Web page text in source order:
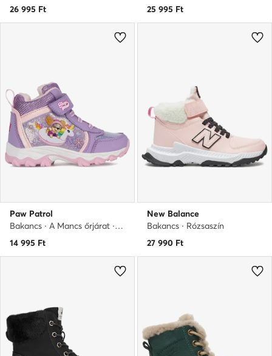
26 995 Ft
25 995 Ft
Paw Patrol
Bakancs · A Mancs őrjárat · Lila
14 995 Ft
New Balance
Bakancs · Rózsaszín
27 990 Ft